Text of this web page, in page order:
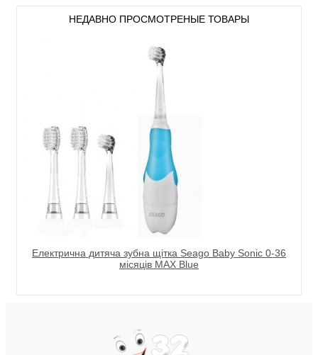
НЕДАВНО ПРОСМОТРЕНЫЕ ТОВАРЫ
Електрична дитяча зубна щітка Seago Baby Sonic 0-36
місяців MAX Blue